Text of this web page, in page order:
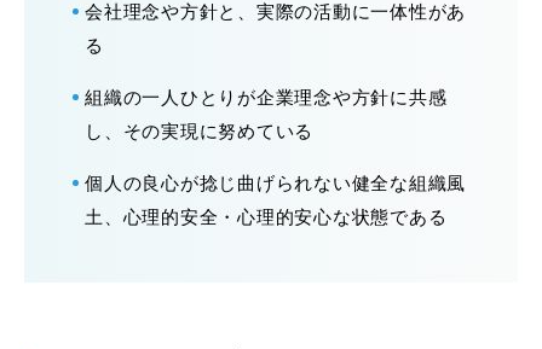
会社理念や方針と、実際の活動に一体性があ
る
組織の一人ひとりが企業理念や方針に共感
し、その実現に努めている
個人の良心が捻じ曲げられない健全な組織風
土、心理的安全・心理的安心な状態である